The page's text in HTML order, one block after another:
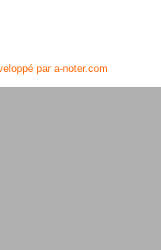
par a-noter.com